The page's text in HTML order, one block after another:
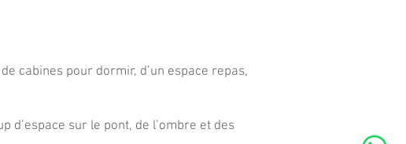
cabines pour dormir, d’un espace repas,
d’espace sur le pont, de l’ombre et des